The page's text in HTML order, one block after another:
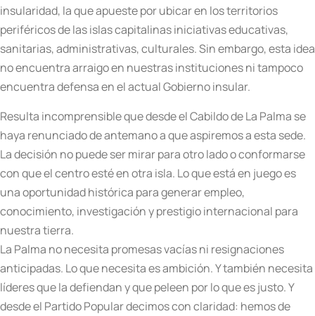
insularidad, la que apueste por ubicar en los territorios
periféricos de las islas capitalinas iniciativas educativas,
sanitarias, administrativas, culturales. Sin embargo, esta idea
no encuentra arraigo en nuestras instituciones ni tampoco
encuentra defensa en el actual Gobierno insular.
Resulta incomprensible que desde el Cabildo de La Palma se
haya renunciado de antemano a que aspiremos a esta sede.
La decisión no puede ser mirar para otro lado o conformarse
con que el centro esté en otra isla. Lo que está en juego es
una oportunidad histórica para generar empleo,
conocimiento, investigación y prestigio internacional para
nuestra tierra.
La Palma no necesita promesas vacías ni resignaciones
anticipadas. Lo que necesita es ambición. Y también necesita
líderes que la defiendan y que peleen por lo que es justo. Y
desde el Partido Popular decimos con claridad: hemos de